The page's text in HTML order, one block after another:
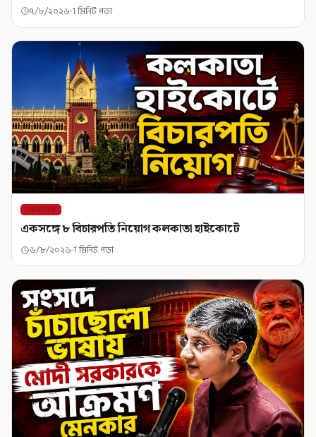
৭/৮/২০২৬ 1 মিনিট পড়া
শিরোনাম
একসঙ্গে ৮ বিচারপতি নিয়োগ কলকাতা হাইকোর্টে
৬/৮/২০২৬ 1 মিনিট পড়া